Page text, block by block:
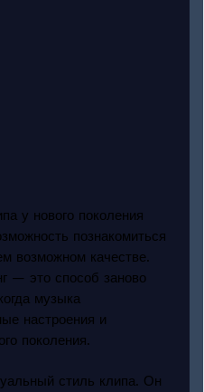
у нового поколения
познакомиться
возможном качестве.
— это способ заново
музыка
настроения и
поколения.
стиль клипа. Он